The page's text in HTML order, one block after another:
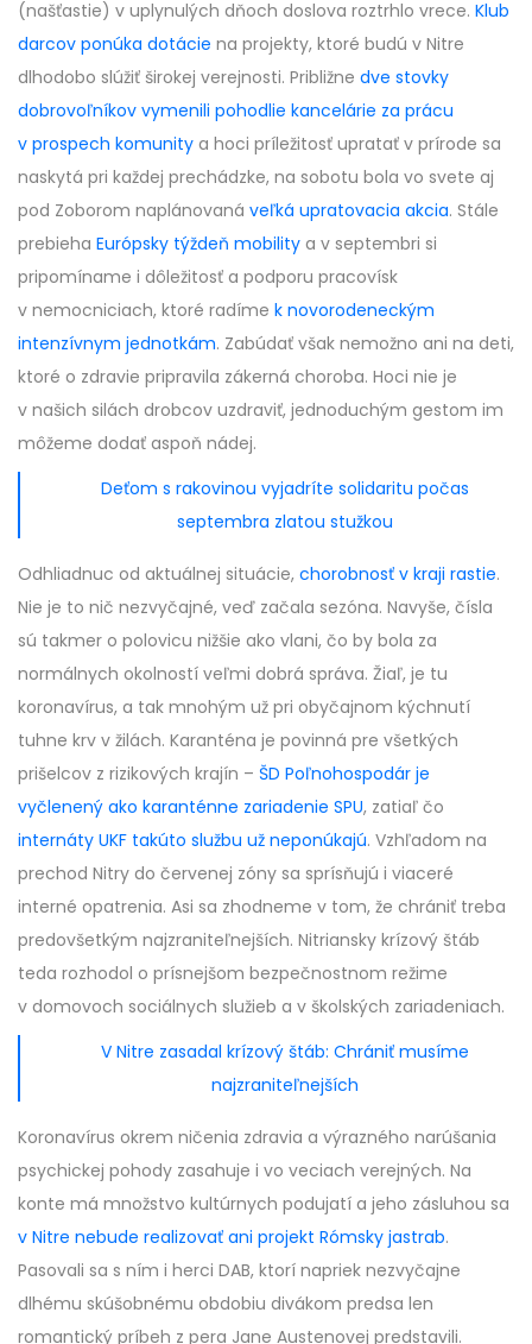
(našťastie) v uplynulých dňoch doslova roztrhlo vrece. Klub
darcov ponúka dotácie na projekty, ktoré budú v Nitre
dlhodobo slúžiť širokej verejnosti. Približne dve stovky
dobrovoľníkov vymenili pohodlie kancelárie za prácu
v prospech komunity a hoci príležitosť upratať v prírode sa
naskytá pri každej prechádzke, na sobotu bola vo svete aj
pod Zoborom naplánovaná veľká upratovacia akcia. Stále
prebieha Európsky týždeň mobility a v septembri si
pripomíname i dôležitosť a podporu pracovísk
v nemocniciach, ktoré radíme k novorodeneckým
intenzívnym jednotkám. Zabúdať však nemožno ani na deti,
ktoré o zdravie pripravila zákerná choroba. Hoci nie je
v našich silách drobcov uzdraviť, jednoduchým gestom im
môžeme dodať aspoň nádej.
Deťom s rakovinou vyjadríte solidaritu počas
septembra zlatou stužkou
Odhliadnuc od aktuálnej situácie, chorobnosť v kraji rastie.
Nie je to nič nezvyčajné, veď začala sezóna. Navyše, čísla
sú takmer o polovicu nižšie ako vlani, čo by bola za
normálnych okolností veľmi dobrá správa. Žiaľ, je tu
koronavírus, a tak mnohým už pri obyčajnom kýchnutí
tuhne krv v žilách. Karanténa je povinná pre všetkých
prišelcov z rizikových krajín – ŠD Poľnohospodár je
vyčlenený ako karanténne zariadenie SPU, zatiaľ čo
internáty UKF takúto službu už neponúkajú. Vzhľadom na
prechod Nitry do červenej zóny sa sprísňujú i viaceré
interné opatrenia. Asi sa zhodneme v tom, že chrániť treba
predovšetkým najzraniteľnejších. Nitriansky krízový štáb
teda rozhodol o prísnejšom bezpečnostnom režime
v domovoch sociálnych služieb a v školských zariadeniach.
V Nitre zasadal krízový štáb: Chrániť musíme
najzraniteľnejších
Koronavírus okrem ničenia zdravia a výrazného narúšania
psychickej pohody zasahuje i vo veciach verejných. Na
konte má množstvo kultúrnych podujatí a jeho zásluhou sa
v Nitre nebude realizovať ani projekt Rómsky jastrab.
Pasovali sa s ním i herci DAB, ktorí napriek nezvyčajne
dlhému skúšobnému obdobiu divákom predsa len
romantický príbeh z pera Jane Austenovej predstavili.